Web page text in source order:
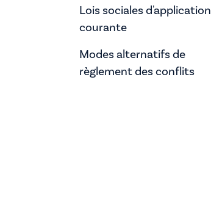
Lois sociales d'application
courante
Modes alternatifs de
règlement des conflits